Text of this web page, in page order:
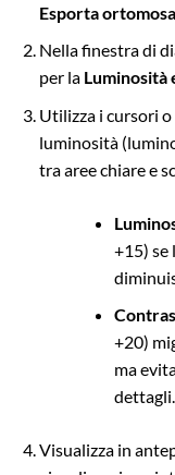
Esporta
Nella finestra di
per la Luminosità
Utilizza i cursori
luminosità
tra aree chiare e
+15) se
+20)
ma
dettagli.
Visualizza in